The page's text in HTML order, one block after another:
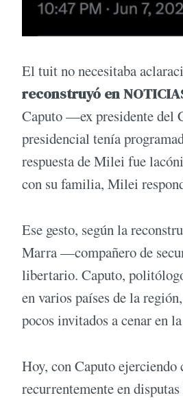
El tuit no necesitaba
reconstruyó en
Caputo —ex presidente del
presidencial tenía
respuesta de Milei fue
con su familia, Milei
Ese gesto, según la
Marra —compañero de
libertario. Caputo,
en varios países de la
pocos invitados a cenar en
Hoy, con Caputo ejerciendo
recurrentemente en